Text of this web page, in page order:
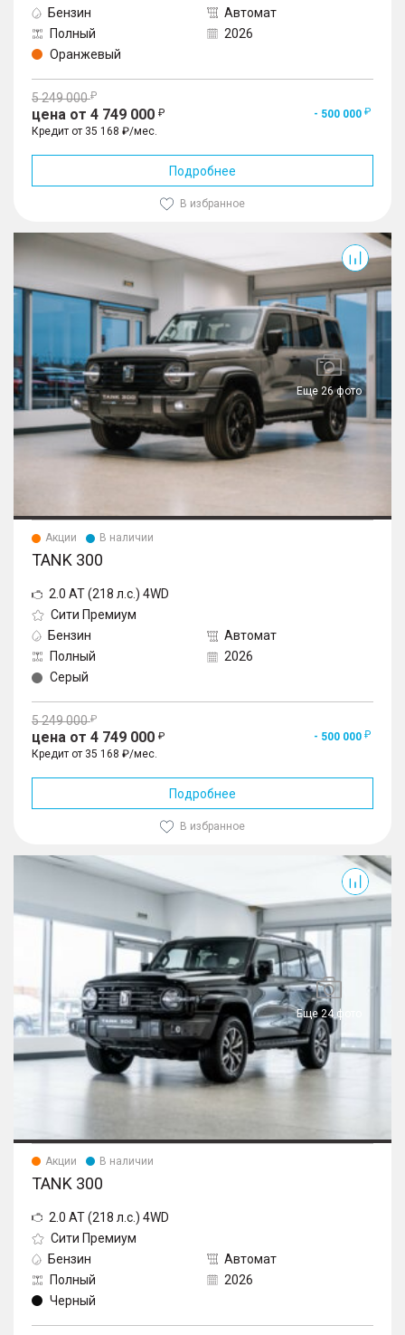
Бензин
Автомат
Полный
2026
Оранжевый
5 249 000
цена от 4 749 000
- 500 000
Кредит от 35 168 ₽/мес.
Подробнее
В избранное
Еще 26 фото
Акции В наличии
TANK 300
2.0 AT (218 л.с.) 4WD
Сити Премиум
Бензин
Автомат
Полный
2026
Серый
5 249 000
цена от 4 749 000
- 500 000
Кредит от 35 168 ₽/мес.
Подробнее
В избранное
Еще 24 фото
Акции В наличии
TANK 300
2.0 AT (218 л.с.) 4WD
Сити Премиум
Бензин
Автомат
Полный
2026
Черный